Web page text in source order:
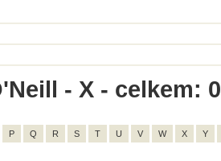
- X - celkem: 0
P Q R S T U V W X Y